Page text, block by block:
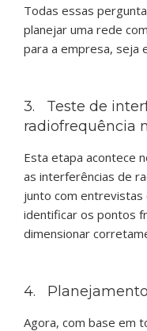
Todas essas
planejar uma rede
para a empresa, seja
3. Teste de
radiofrequência
Esta etapa acontece
as interferências de
junto com entrevistas
identificar os pontos
dimensionar
4.
Agora, com base em